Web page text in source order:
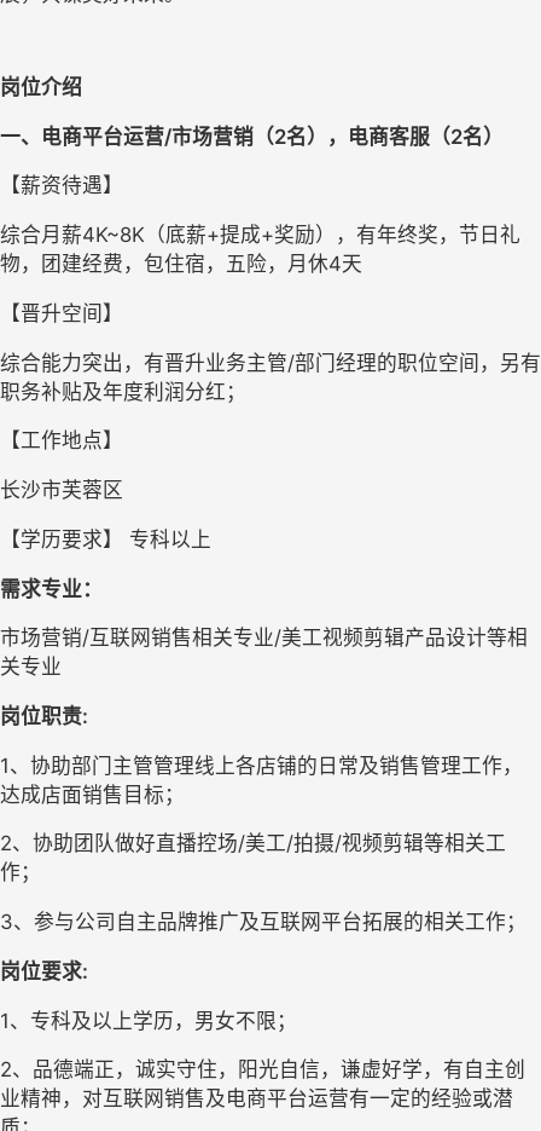
岗位介绍
一、 电商平台运营/市场营销 （2名），电商客服 （2名）
【薪资待遇】
综合月薪4K~8K （底薪+提成+奖励），有年终奖，节日礼
物，团建经费，包住宿，五险，月休4天
【晋升空间】
综合能力突出，有晋升业务主管/部门经理的职位空间，另有
职务补贴及年度利润分红；
【工作地点】
长沙市芙蓉区
【学历要求】 专科以上
需求专业 ：
市场营销/互联网销售相关专业/美工视频剪辑产品设计等相
关专业
岗位职责:
1、协助部门主管管理线上各店铺的 日常及销售管理工作，
达成店面销售目标；
2、 协助团队做好直播控场/美工/拍摄/视频剪辑等相关工
作；
3、 参与公司自主品牌推广及互联网平台拓展的相关工作；
岗位要求:
1、专科及以上学历，男女不限；
2、 品德端正，诚实守住，阳光自信，谦虚好学，有自主创
业精神，对互联网销售及电商平台运营有一定的经验或潜